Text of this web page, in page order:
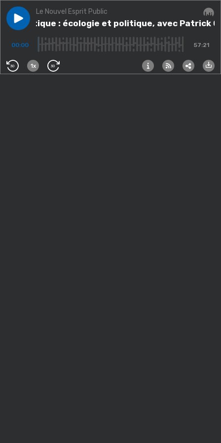
Play episode Thématique : écologie et politique, avec Patrick
Le Nouvel Esprit Public
Thématique : écologie et politique, avec Patrick
00:00 57:21
30 1x 30